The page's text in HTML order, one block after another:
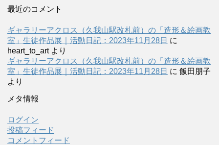
最近のコメント
ギャラリーアクロス（久我山駅改札前）の「造形＆絵画教
室」生徒作品展｜活動日記：2023年11月28日 に
heart_to_artより
ギャラリーアクロス（久我山駅改札前）の「造形＆絵画教
室」生徒作品展｜活動日記：2023年11月28日 に 飯田朋子
より
メタ情報
ログイン
投稿フィード
コメントフィード